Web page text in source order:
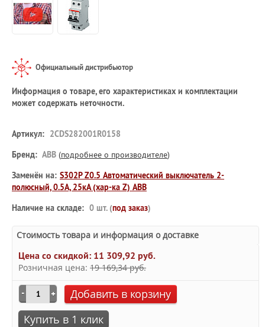
Официальный дистрибьютор
Информация о товаре, его характеристиках и комплектации
может содержать неточности.
Артикул: 2CDS282001R0158
Бренд: ABB (подробнее о производителе)
Заменён на: S302P Z0.5 Автоматический выключатель 2-
полюсный, 0.5А, 25кА (хар-ка Z) ABB
Наличие на складе: 0 шт. (под заказ)
Стоимость товара и информация о доставке
Цена со скидкой: 11 309,92 руб.
Розничная цена: 19 169,34 руб.
Добавить в корзину
Купить в 1 клик